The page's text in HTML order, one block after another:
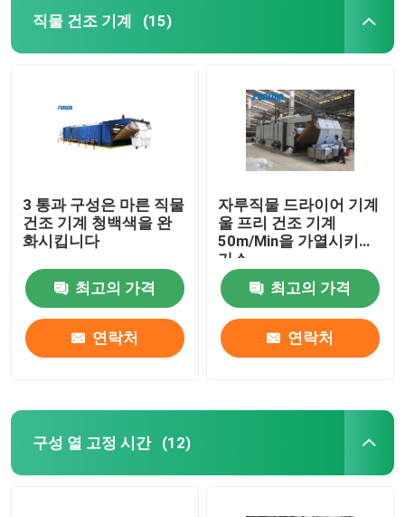
직물 건조 기계 (15)
3 통과 구성은 마른 직물
건조 기계 청백색을 완
화시킵니다
최고의 가격
연락처
자루직물 드라이어 기계
울 프리 건조 기계
50m/Min을 가열시키는
가스
최고의 가격
연락처
구성 열 고정 시간 (12)